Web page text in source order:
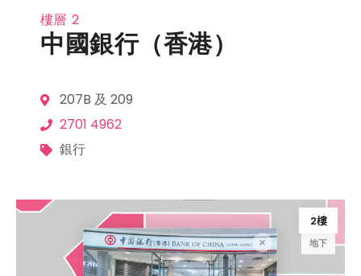
樓層 2
中國銀行（香港）
207B 及 209
2701 4962
銀行
2樓
地下